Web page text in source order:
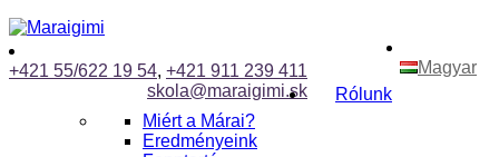
+421 55/622 19 54, +421 911 239 411
skola@maraigimi.sk
Magyar
Rólunk
Miért a Márai?
Eredményeink